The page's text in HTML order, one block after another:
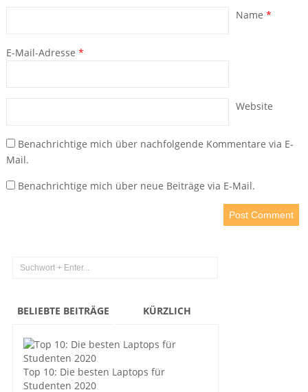
Name *
E-Mail-Adresse *
Website
Benachrichtige mich über nachfolgende Kommentare via E-
Mail.
Benachrichtige mich über neue Beiträge via E-Mail.
BELIEBTE BEITRÄGE KÜRZLICH
Top 10: Die besten Laptops für
Studenten 2020